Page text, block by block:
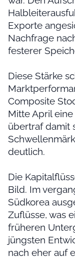
Exporte
Nachfrage
festerer
Diese Stärke
Composite
Mitte April
übertraf damit
deutlich.
Die
Bild. Im
Südkorea
Zuflüsse, was
früheren
jüngsten
nach eher auf